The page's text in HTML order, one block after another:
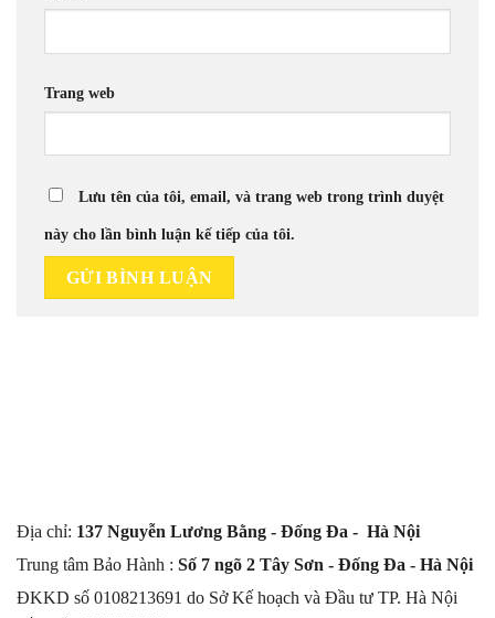
Trang web
Lưu tên của tôi, email, và trang web trong trình duyệt
này cho lần bình luận kế tiếp của tôi.
Địa chỉ: 137 Nguyễn Lương Bằng - Đống Đa - Hà Nội
Trung tâm Bảo Hành : Số 7 ngõ 2 Tây Sơn - Đống Đa - Hà Nội
ĐKKD số 0108213691 do Sở Kế hoạch và Đầu tư TP. Hà Nội